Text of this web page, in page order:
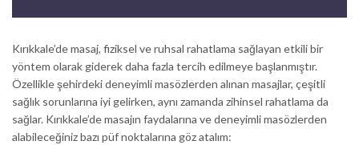
Kırıkkale’de masaj, fiziksel ve ruhsal rahatlama sağlayan etkili bir
yöntem olarak giderek daha fazla tercih edilmeye başlanmıştır.
Özellikle şehirdeki deneyimli masözlerden alınan masajlar, çeşitli
sağlık sorunlarına iyi gelirken, aynı zamanda zihinsel rahatlama da
sağlar. Kırıkkale’de masajın faydalarına ve deneyimli masözlerden
alabileceğiniz bazı püf noktalarına göz atalım: